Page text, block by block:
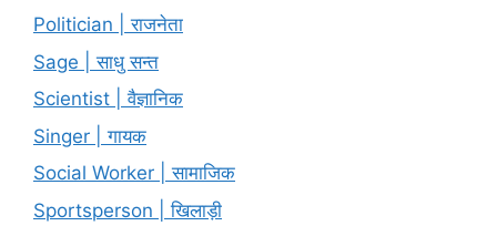
Politician | राजनेता
Sage | साधु सन्त
Scientist | वैज्ञानिक
Singer | गायक
Social Worker | सामाजिक
Sportsperson | खिलाड़ी